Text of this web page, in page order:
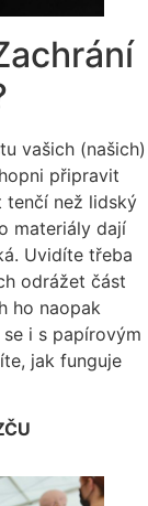
vašich (našich)
připravit
tenčí než lidský
materiály dají
Uvidíte třeba
odrážet část
ho naopak
i s papírovým
jak funguje